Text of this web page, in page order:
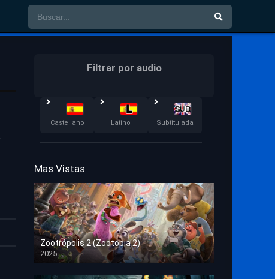
Filtrar por audio
Castellano Latino Subtitulada
Mas Vistas
Zootrópolis 2 (Zootopia 2)
2025
HD 1080p